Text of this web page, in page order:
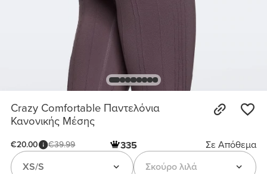
Crazy Comfortable Παντελόνια
Κανονικής Μέσης
€20.00 €39.99 335
Σε Απόθεμα
Σκούρο λιλά
XS/S